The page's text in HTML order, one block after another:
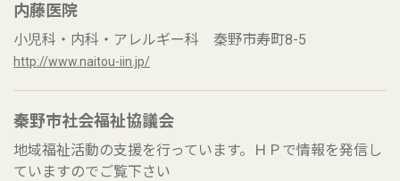
内藤医院
小児科・内科・アレルギー科 秦野市寿町8-5
http://www.naitou-iin.jp/
秦野市社会福祉協議会
地域福祉活動の支援を行っています。ＨＰで情報を発信し
ていますのでご覧下さい